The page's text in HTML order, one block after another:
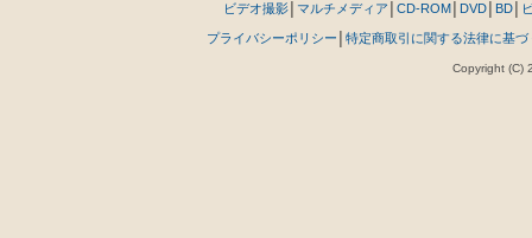
ビデオ撮影 マルチメディア CD-ROM DVD BD
プライバシーポリシー 特定商取引に関する法律に基づ
Copyright (C)